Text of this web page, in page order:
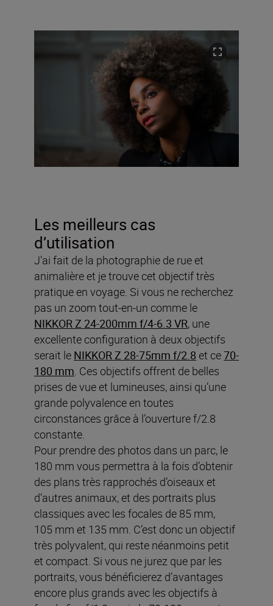
Les meilleurs cas
d’utilisation
J’ai fait de la photographie de rue et
animalière et je trouve cet objectif très
pratique en voyage. Si vous ne recherchez
pas un zoom tout-en-un comme le
NIKKOR Z 24-200mm f/4-6.3 VR, une
excellente configuration à deux objectifs
serait le NIKKOR Z 28-75mm f/2.8 et ce70-
180 mm. Ces objectifs offrent de belles
prises de vue et lumineuses, ainsi qu’une
grande polyvalence en toutes
circonstances grâce à l’ouverture f/2.8
constante.
Pour prendre des photos dans un parc, le
180 mm vous permettra à la fois d’obtenir
des plans très rapprochés d’oiseaux et
d’autres animaux, et des portraits plus
classiques avec les focales de 85 mm,
105 mm et 135 mm. C’est donc un objectif
très polyvalent, qui reste néanmoins petit
et compact. Si vous ne jurez que par les
portraits, vous bénéficierez d’avantages
encore plus grands avec les objectifs à